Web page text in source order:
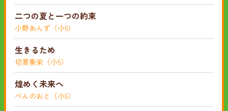
二つの夏と一つの約束
小野あんず（小5）
生きるため
切貫奏栄（小5）
煌めく未来へ
ぺんのおと（小5）